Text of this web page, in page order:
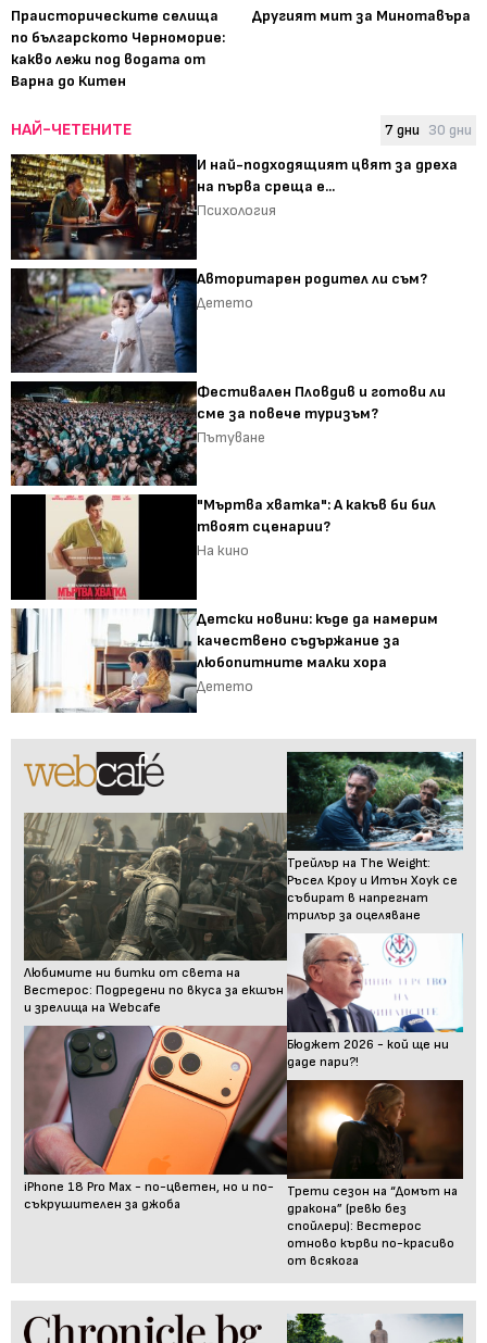
Праисторическите селища
по българското Черноморие:
какво лежи под водата от
Варна до Китен
Другият мит за Минотавъра
НАЙ-ЧЕТЕНИТЕ 7 дни 30 дни
И най-подходящият цвят за дреха
на първа среща е...
Психология
Авторитарен родител ли съм?
Детето
Фестивален Пловдив и готови ли
сме за повече туризъм?
Пътуване
"Мъртва хватка": А какъв би бил
твоят сценарии?
На кино
Детски новини: къде да намерим
качествено съдържание за
любопитните малки хора
Детето
Любимите ни битки от света на
Вестерос: Подредени по вкуса за екшън
и зрелища на Webcafe
iPhone 18 Pro Max - по-цветен, но и по-
съкрушителен за джоба
Трейлър на The Weight:
Ръсел Кроу и Итън Хоук се
събират в напрегнат
трилър за оцеляване
Бюджет 2026 - кой ще ни
даде пари?!
Трети сезон на “Домът на
дракона” (ревю без
спойлери): Вестерос
отново кърви по-красиво
от всякога